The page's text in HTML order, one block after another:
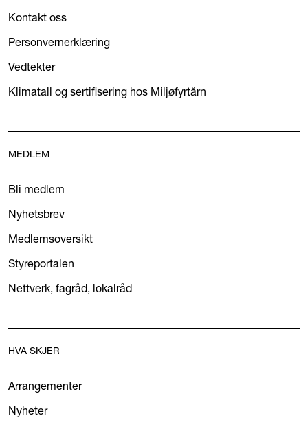
Kontakt oss
Personvernerklæring
Vedtekter
Klimatall og sertifisering hos Miljøfyrtårn
MEDLEM
Bli medlem
Nyhetsbrev
Medlemsoversikt
Styreportalen
Nettverk, fagråd, lokalråd
HVA SKJER
Arrangementer
Nyheter